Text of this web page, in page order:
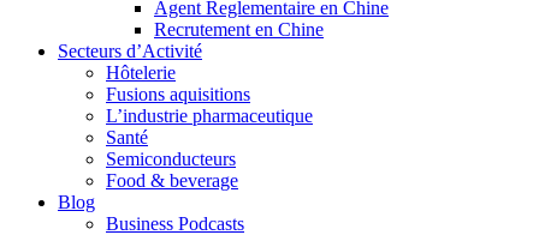
Agent Reglementaire en Chine
Recrutement en Chine
Secteurs d’Activité
Hôtelerie
Fusions aquisitions
L’industrie pharmaceutique
Santé
Semiconducteurs
Food & beverage
Blog
Business Podcasts